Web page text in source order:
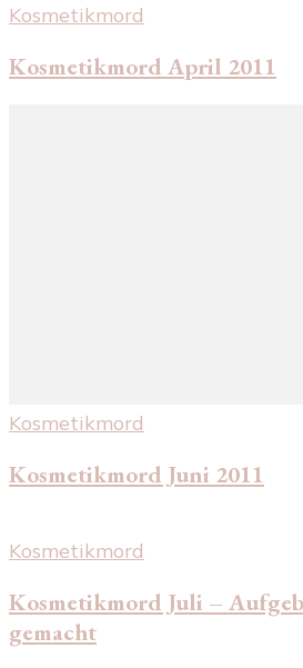
Kosmetikmord
Kosmetikmord April 2011
Kosmetikmord
Kosmetikmord Juni 2011
Kosmetikmord
Kosmetikmord Juli –
gemacht